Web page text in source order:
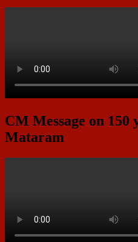
CM Message on 150
Mataram